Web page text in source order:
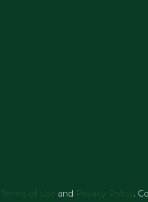
Terms of Use and Privacy Policy .